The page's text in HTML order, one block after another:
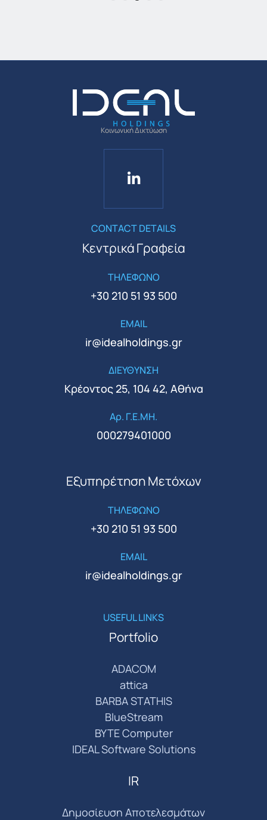
Κοινωνική Δικτύωση
CONTACT DETAILS
Κεντρικά Γραφεία
ΤΗΛΕΦΩΝΟ
+30 210 51 93 500
EMAIL
ir@idealholdings.gr
ΔΙΕΥΘΥΝΣΗ
Κρέοντος 25, 104 42, Αθήνα
Αρ. Γ.Ε.ΜΗ.
000279401000
Εξυπηρέτηση Μετόχων
ΤΗΛΕΦΩΝΟ
+30 210 51 93 500
EMAIL
ir@idealholdings.gr
USEFUL LINKS
Portfolio
ADACOM
attica
BARBA STATHIS
BlueStream
BYTE Computer
IDEAL Software Solutions
IR
Δημοσίευση Αποτελεσμάτων